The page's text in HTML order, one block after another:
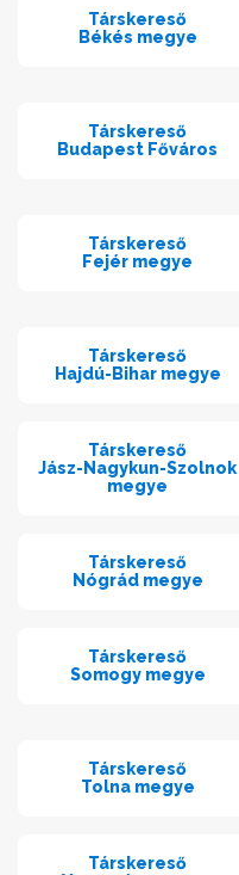
Társkereső
Békés megye
Társkereső
Budapest Főváros
Társkereső
Fejér megye
Társkereső
Hajdú-Bihar megye
Társkereső
Jász-Nagykun-Szolnok
megye
Társkereső
Nógrád megye
Társkereső
Somogy megye
Társkereső
Tolna megye
Társkereső